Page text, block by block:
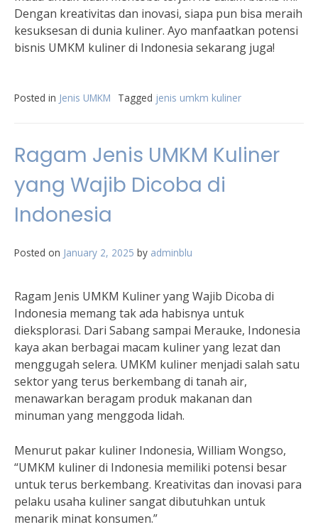
Dengan kreativitas dan inovasi, siapa pun bisa meraih
kesuksesan di dunia kuliner. Ayo manfaatkan potensi
bisnis UMKM kuliner di Indonesia sekarang juga!
Posted in Jenis UMKM Tagged jenis umkm kuliner
Ragam Jenis UMKM Kuliner
yang Wajib Dicoba di
Indonesia
Posted on January 2, 2025 by adminblu
Ragam Jenis UMKM Kuliner yang Wajib Dicoba di
Indonesia memang tak ada habisnya untuk
dieksplorasi. Dari Sabang sampai Merauke, Indonesia
kaya akan berbagai macam kuliner yang lezat dan
menggugah selera. UMKM kuliner menjadi salah satu
sektor yang terus berkembang di tanah air,
menawarkan beragam produk makanan dan
minuman yang menggoda lidah.
Menurut pakar kuliner Indonesia, William Wongso,
“UMKM kuliner di Indonesia memiliki potensi besar
untuk terus berkembang. Kreativitas dan inovasi para
pelaku usaha kuliner sangat dibutuhkan untuk
menarik minat konsumen.”